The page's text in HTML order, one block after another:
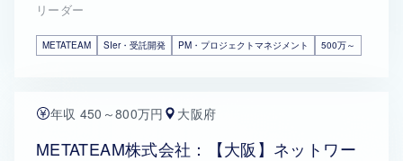
リーダー
METATEAM SIer・受託開発 PM・プロジェクトマネジメント 500万～
年収 450～800万円 大阪府
METATEAM株式会社：【大阪】ネットワー